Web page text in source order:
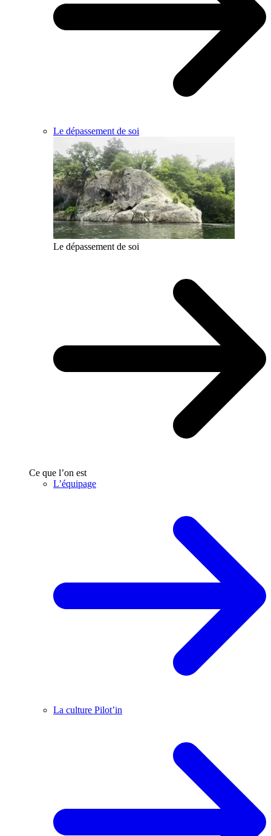
Le dépassement de soi
Le dépassement de soi
Ce que l’on est
L’équipage
La culture Pilot’in